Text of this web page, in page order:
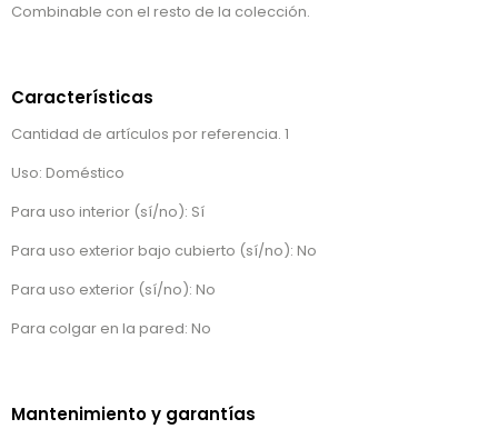
Combinable con el resto de la colección.
Características
Cantidad de artículos por referencia. 1
Uso: Doméstico
Para uso interior (sí/no): Sí
Para uso exterior bajo cubierto (sí/no): No
Para uso exterior (sí/no): No
Para colgar en la pared: No
Mantenimiento y garantías